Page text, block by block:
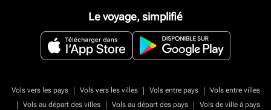
Le voyage, simplifié
Vols vers les pays | Vols vers les villes | Vols entre pays |
Vols entre villes
|
Vols au départ des villes | Vols au départ des pays | Vols de ville à pays